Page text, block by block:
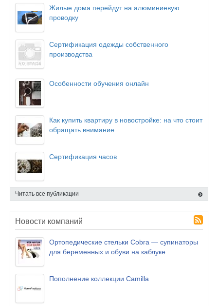
Жилые дома перейдут на алюминиевую
проводку
Сертификация одежды собственного
производства
Особенности обучения онлайн
Как купить квартиру в новостройке: на что стоит
обращать внимание
Сертификация часов
Читать все публикации
Новости компаний
Ортопедические стельки Cobra — супинаторы
для беременных и обуви на каблуке
Пополнение коллекции Camilla